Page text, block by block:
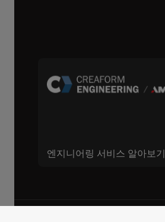
엔지니어링 서비스 알아보기